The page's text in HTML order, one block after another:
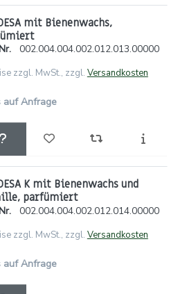
mit Bienenwachs,
002.004.004.002.012.013.00000
zzgl. MwSt., zzgl. Versandkosten
auf Anfrage
K mit Bienenwachs und
parfümiert
002.004.004.002.012.014.00000
zzgl. MwSt., zzgl. Versandkosten
auf Anfrage